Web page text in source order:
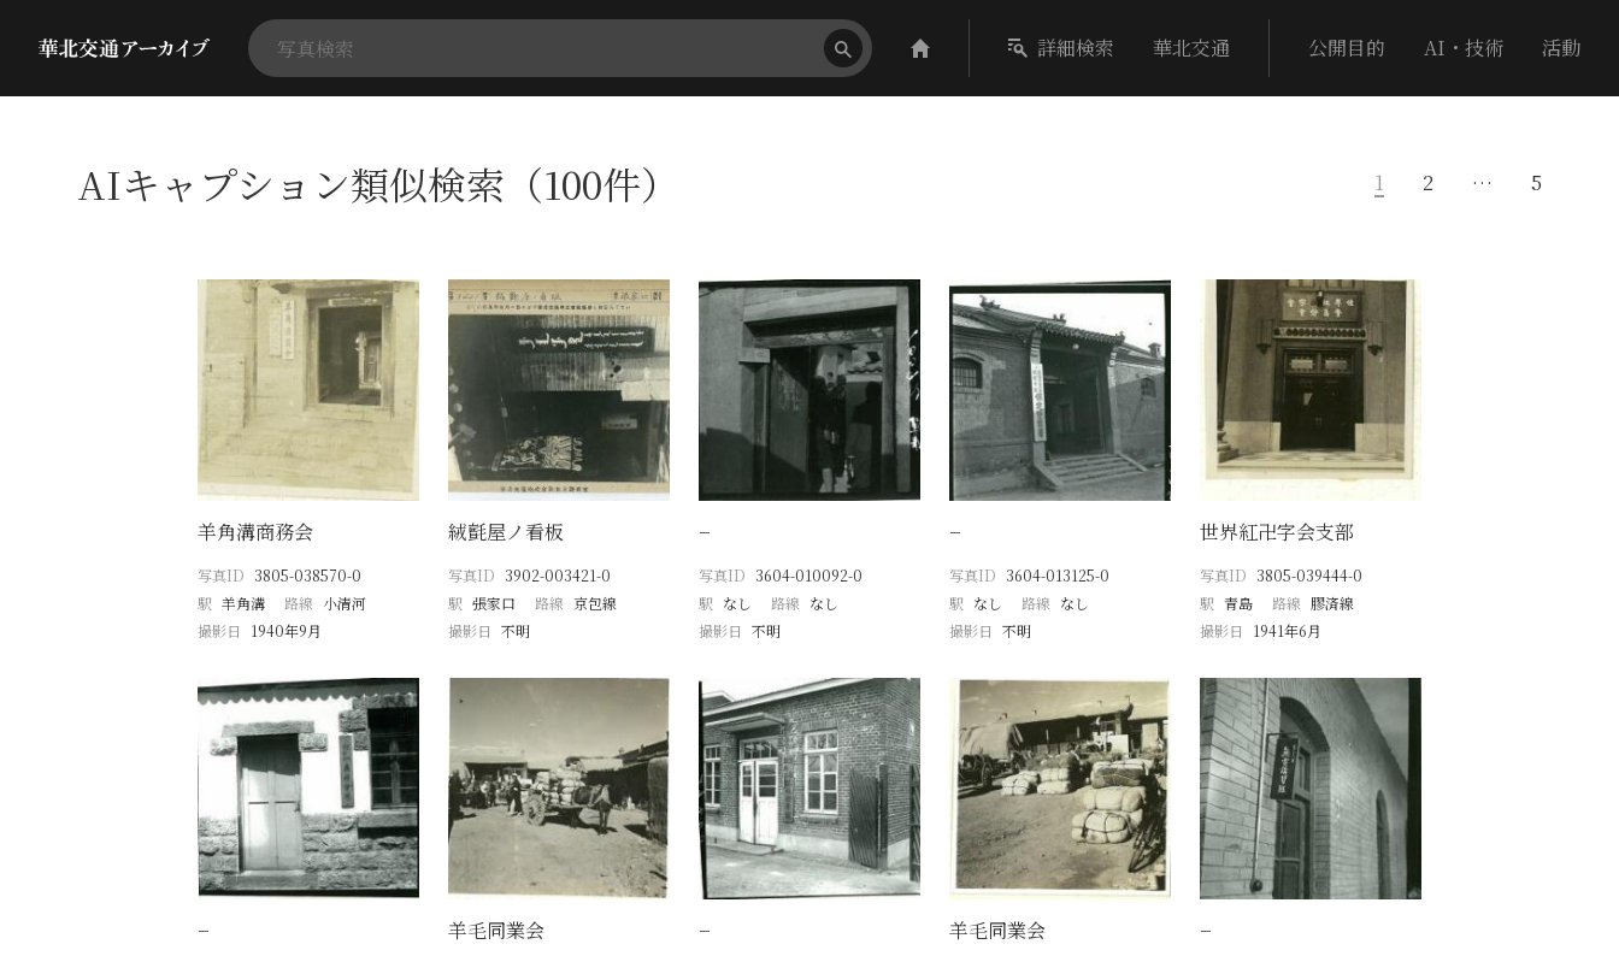
詳細検索 華北交通 公開目的 AI・技術 活動
AIキャプション類似検索（100件） 1 2 … 5
羊角溝商務会
写真ID 3805-038570-0
駅 羊角溝 路線 小清河
撮影日
1940年9月
絨氈屋ノ看板
写真ID 3902-003421-0
駅 張家口 路線 京包線
撮影日 不明
−
写真ID 3604-010092-0
駅 なし 路線 なし
撮影日 不明
−
写真ID 3604-013125-0
駅 なし 路線 なし
撮影日 不明
世界紅卍字会支部
写真ID 3805-039444-0
駅 青島 路線 膠済線
撮影日
1941年6月
− 羊毛同業会 − 羊毛同業会 −